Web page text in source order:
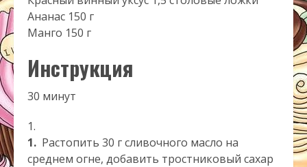
Ананас 150 г
Манго 150 г
Инструкция
30 минут
1. Растопить 30 г сливочного масло на
среднем огне, добавить тростниковый сахар